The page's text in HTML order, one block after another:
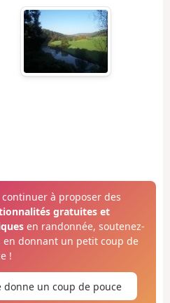
continuer à proposer des
gratuites et
en randonnée, soutenez-
en donnant un petit coup de
!
donne un coup de pouce